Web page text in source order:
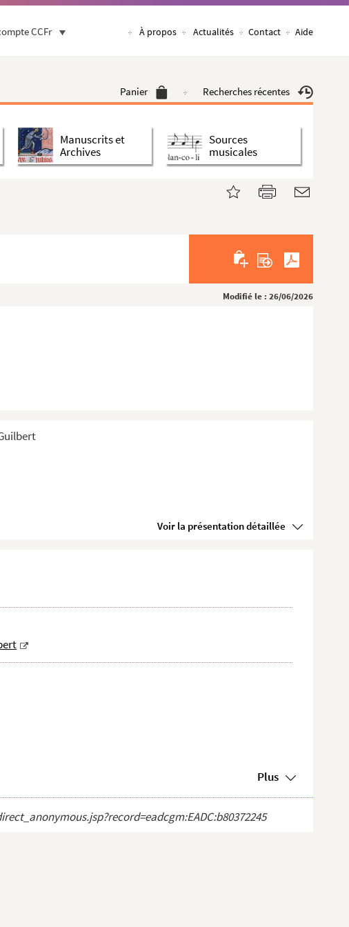
CCFr À propos Actualités Contact Aide
Panier Recherches récentes
Manuscrits et
Archives
Sources
musicales
Modifié le : 26/06/2026
Voir la présentation détaillée
Plus